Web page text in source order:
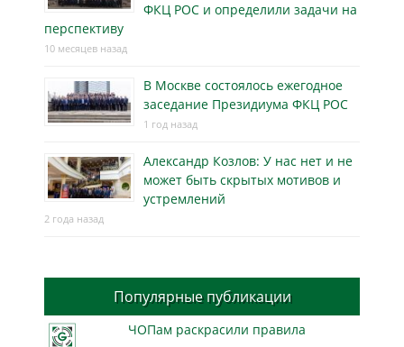
ФКЦ РОС и определили задачи на
перспективу
10 месяцев назад
В Москве состоялось ежегодное
заседание Президиума ФКЦ РОС
1 год назад
Александр Козлов: У нас нет и не
может быть скрытых мотивов и
устремлений
2 года назад
Популярные публикации
ЧОПам раскрасили правила